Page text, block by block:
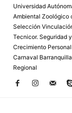
Universidad
Ambiental Zoológico
Selección
Tecnicor. Seguridad
Crecimiento
Carnaval
Regional